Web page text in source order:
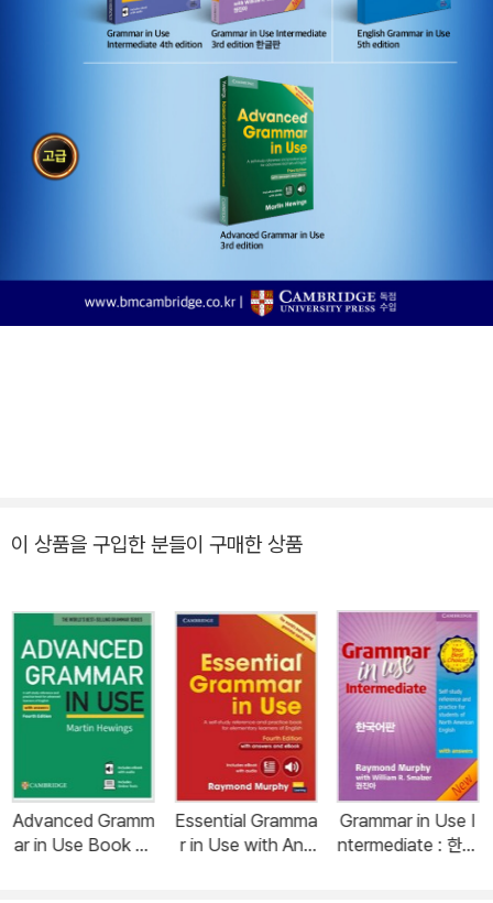
이 상품을 구입한 분들이 구매한 상품
Advanced Gramm
ar in Use Book wi
Essential Gramma
r in Use with Ans
Grammar in Use I
ntermediate : 한국